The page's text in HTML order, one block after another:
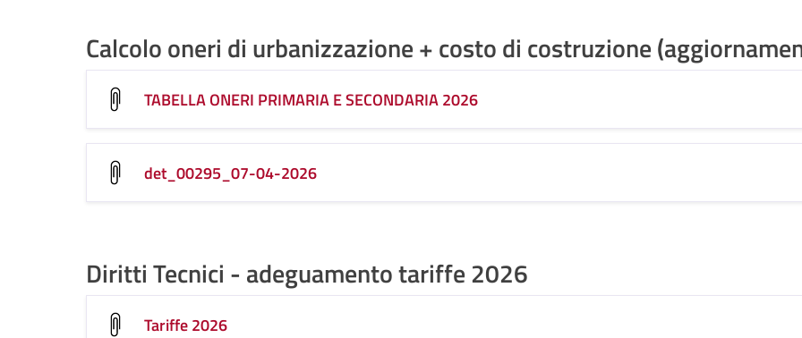
Calcolo oneri di urbanizzazione + costo di costruzione
TABELLA ONERI PRIMARIA E SECONDARIA 2026
det_00295_07-04-2026
Diritti Tecnici - adeguamento tariffe 2026
Tariffe 2026